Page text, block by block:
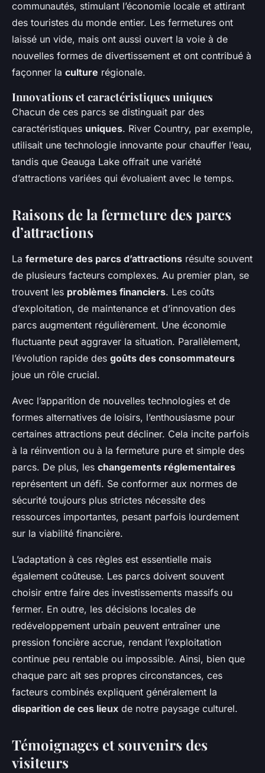
communautés, stimulant l’économie locale et attirant
des touristes du monde entier. Les fermetures ont
laissé un vide, mais ont aussi ouvert la voie à de
nouvelles formes de divertissement et ont contribué à
façonner la culture régionale.
Innovations et caractéristiques uniques
Chacun de ces parcs se distinguait par des
caractéristiques uniques. River Country, par exemple,
utilisait une technologie innovante pour chauffer l’eau,
tandis que Geauga Lake offrait une variété
d’attractions variées qui évoluaient avec le temps.
Raisons de la fermeture des parcs
d’attractions
La fermeture des parcs d’attractions résulte souvent
de plusieurs facteurs complexes. Au premier plan, se
trouvent les problèmes financiers. Les coûts
d’exploitation, de maintenance et d’innovation des
parcs augmentent régulièrement. Une économie
fluctuante peut aggraver la situation. Parallèlement,
l’évolution rapide des goûts des consommateurs
joue un rôle crucial.
Avec l’apparition de nouvelles technologies et de
formes alternatives de loisirs, l’enthousiasme pour
certaines attractions peut décliner. Cela incite parfois
à la réinvention ou à la fermeture pure et simple des
parcs. De plus, les changements réglementaires
représentent un défi. Se conformer aux normes de
sécurité toujours plus strictes nécessite des
ressources importantes, pesant parfois lourdement
sur la viabilité financière.
L’adaptation à ces règles est essentielle mais
également coûteuse. Les parcs doivent souvent
choisir entre faire des investissements massifs ou
fermer. En outre, les décisions locales de
redéveloppement urbain peuvent entraîner une
pression foncière accrue, rendant l’exploitation
continue peu rentable ou impossible. Ainsi, bien que
chaque parc ait ses propres circonstances, ces
facteurs combinés expliquent généralement la
disparition de ces lieux de notre paysage culturel.
Témoignages et souvenirs des
visiteurs